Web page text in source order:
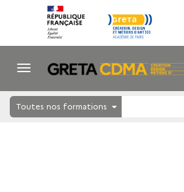
Toutes nos formations